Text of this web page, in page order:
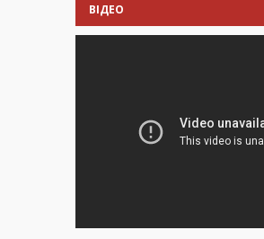
ВІДЕО